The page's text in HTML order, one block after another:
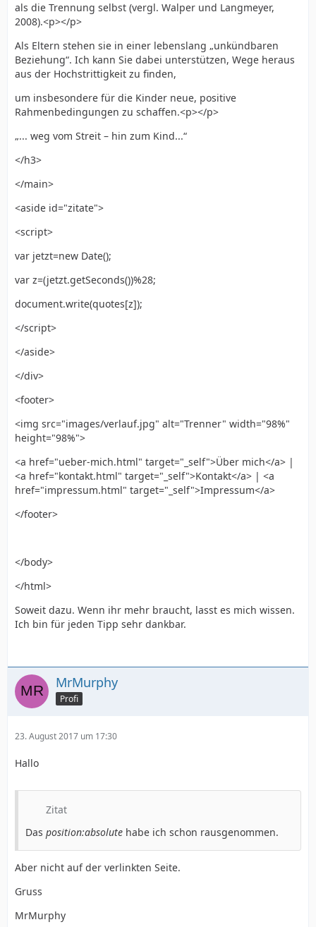
als die Trennung selbst (vergl. Walper und Langmeyer,
2008).<p></p>
Als Eltern stehen sie in einer lebenslang „unkündbaren
Beziehung“. Ich kann Sie dabei unterstützen, Wege heraus
aus der Hochstrittigkeit zu finden,
um insbesondere für die Kinder neue, positive
Rahmenbedingungen zu schaffen.<p></p>
„... weg vom Streit – hin zum Kind...“
</h3>
</main>
<aside id="zitate">
<script>
var jetzt=new Date();
var z=(jetzt.getSeconds())%28;
document.write(quotes[z]);
</script>
</aside>
</div>
<footer>
<img src="images/verlauf.jpg" alt="Trenner" width="98%"
height="98%">
<a href="ueber-mich.html" target="_self">Über mich</a> |
<a href="kontakt.html" target="_self">Kontakt</a> | <a
href="impressum.html" target="_self">Impressum</a>
</footer>
</body>
</html>
Soweit dazu. Wenn ihr mehr braucht, lasst es mich wissen.
Ich bin für jeden Tipp sehr dankbar.
MrMurphy
Profi
23. August 2017 um 17:30
Hallo
Zitat
Das position:absolute habe ich schon rausgenommen.
Aber nicht auf der verlinkten Seite.
Gruss
MrMurphy